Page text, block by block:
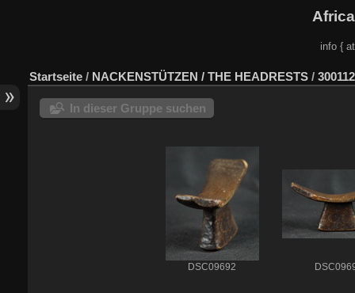
info {
Startseite / NACKENSTÜTZEN / THE HEADRESTS /
In dieser Gruppe suchen
DSC09692